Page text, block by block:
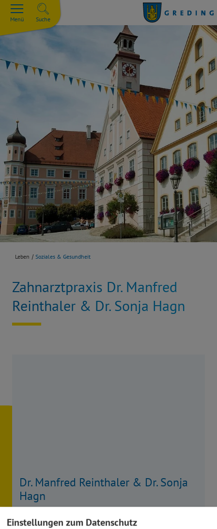
Menü Suche
Leben Soziales & Gesundheit
Zahnarztpraxis Dr. Manfred
Reinthaler & Dr. Sonja Hagn
Dr. Manfred Reinthaler & Dr. Sonja
Hagn
91171 Greding
Einstellungen zum Datenschutz